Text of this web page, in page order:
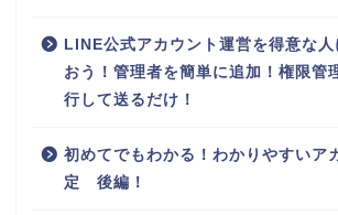
LINE公式アカウント運営を得意な
おう！管理者を簡単に追加！権限管
行して送るだけ！
初めてでもわかる！わかりやすいア
定 後編！